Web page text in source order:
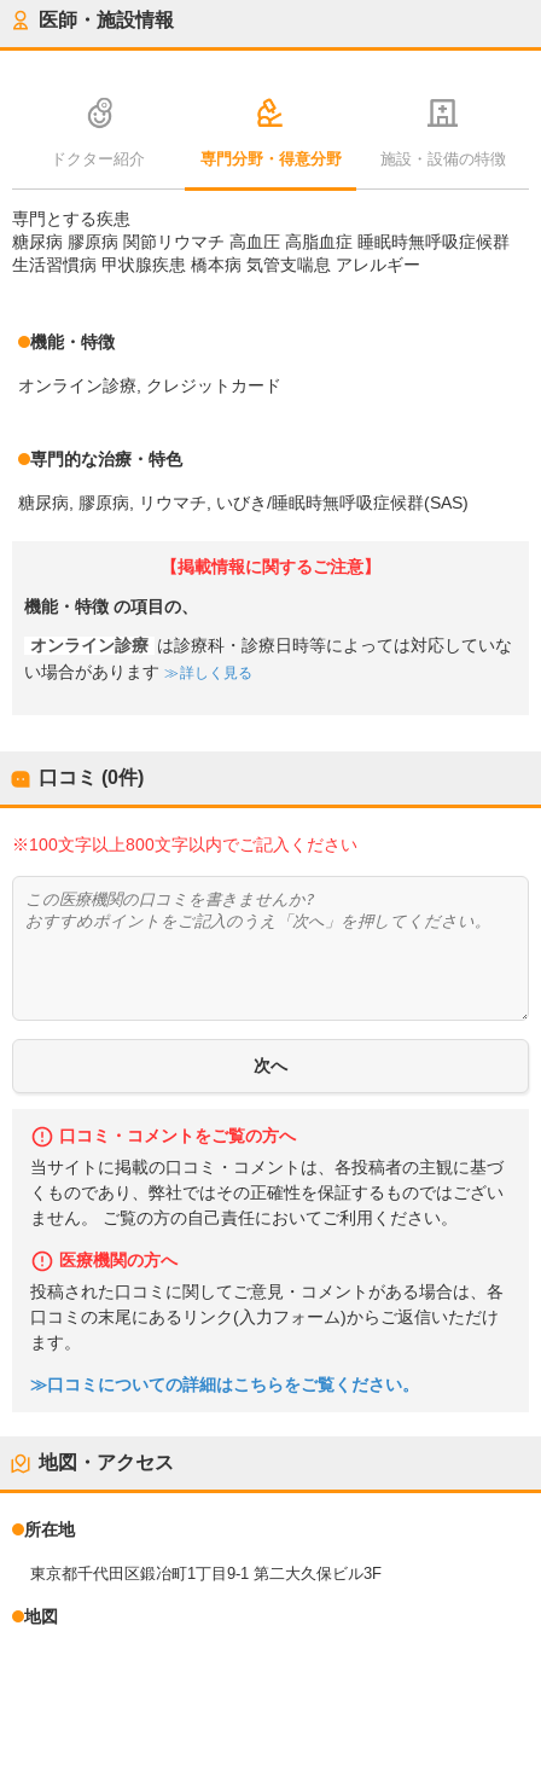
医師・施設情報
ドクター紹介 専門分野・得意分野 施設・設備の特徴
専門とする疾患
糖尿病 膠原病 関節リウマチ 高血圧 高脂血症 睡眠時無呼吸症候群
生活習慣病 甲状腺疾患 橋本病 気管支喘息 アレルギー
機能・特徴
オンライン診療 クレジットカード
専門的な治療・特色
糖尿病 膠原病 リウマチ いびき/睡眠時無呼吸症候群(SAS)
【掲載情報に関するご注意】
機能・特徴 の項目の、
オンライン診療 は診療科・診療日時等によっては対応していな
い場合があります
詳しく見る
口コミ (0件)
※100文字以上800文字以内でご記入ください
口コミ・コメントをご覧の方へ
当サイトに掲載の口コミ・コメントは、各投稿者の主観に基づ
くものであり、弊社ではその正確性を保証するものではござい
ません。 ご覧の方の自己責任においてご利用ください。
医療機関の方へ
投稿された口コミに関してご意見・コメントがある場合は、各
口コミの末尾にあるリンク(入力フォーム)からご返信いただけ
ます。
≫口コミについての詳細はこちらをご覧ください。
地図・アクセス
所在地
東京都千代田区鍛冶町1丁目9-1 第二大久保ビル3F
地図